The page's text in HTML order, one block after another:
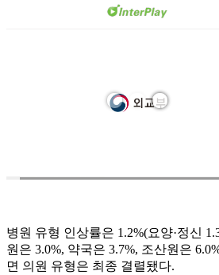
병원 유형 인상률은 1.2%(요양·정신
원은 3.0%, 약국은 3.7%, 조산원은
면 의원 유형은 최종 결렬됐다.